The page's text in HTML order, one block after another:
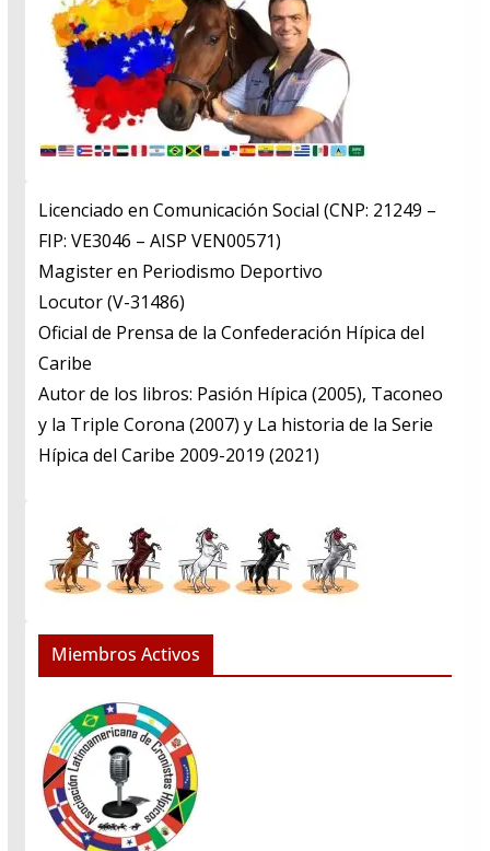
Licenciado en Comunicación Social (CNP: 21249 –
FIP: VE3046 – AISP VEN00571)
​Magister en Periodismo Deportivo
​Locutor (V-31486)
​Oficial de Prensa de la Confederación Hípica del
Caribe
​Autor de los libros: Pasión Hípica (2005), Taconeo
y la Triple Corona (2007) y La historia de la Serie
Hípica del Caribe 2009-2019 (2021)
Miembros Activos